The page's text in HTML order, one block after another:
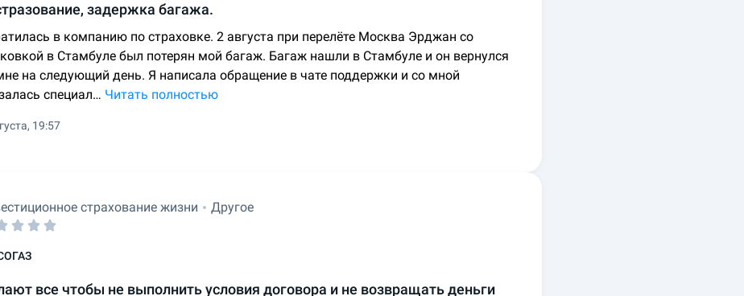
задержка багажа.
в компанию по страховке. 2 августа при перелёте Москва Эрджан со
в Стамбуле был потерян мой багаж. Багаж нашли в Стамбуле и он вернулся
на следующий день. Я написала обращение в чате поддержки и со мной
специал… Читать полностью
19:57
страхование жизни Другое
все чтобы не выполнить условия договора и не возвращать деньги